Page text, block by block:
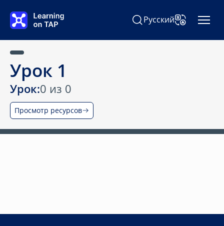
Поиск Learning on TAP
РусскийИзменить
Урок 1
Урок:0 из 0
Просмотр ресурсов